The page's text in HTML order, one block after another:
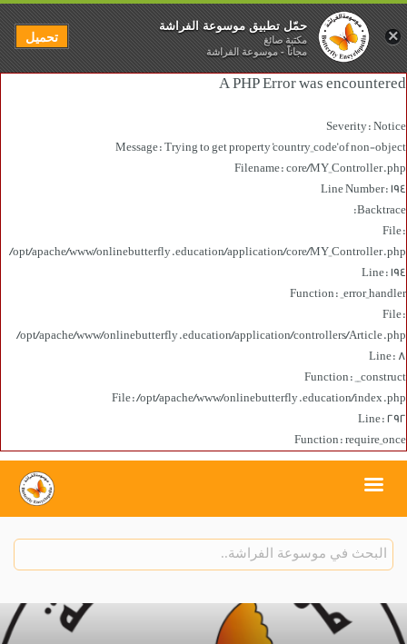
A PHP Error was encountered
Severity: Notice
Message: Trying to get property 'country_code' of non-object
Filename: core/MY_Controller.php
Line Number: 194
Backtrace:
File:
/opt/apache/www/onlinebutterfly.education/application/core/MY_Controller.php
Line: 194
Function: _error_handler
File:
/opt/apache/www/onlinebutterfly.education/application/controllers/Article.php
Line: 8
Function: __construct
File: /opt/apache/www/onlinebutterfly.education/index.php
Line: 292
Function: require_once
×
حمّل تطبيق موسوعة الفراشة
مكتبة صائغ
مجاناً - موسوعة الفراشة
تحميل